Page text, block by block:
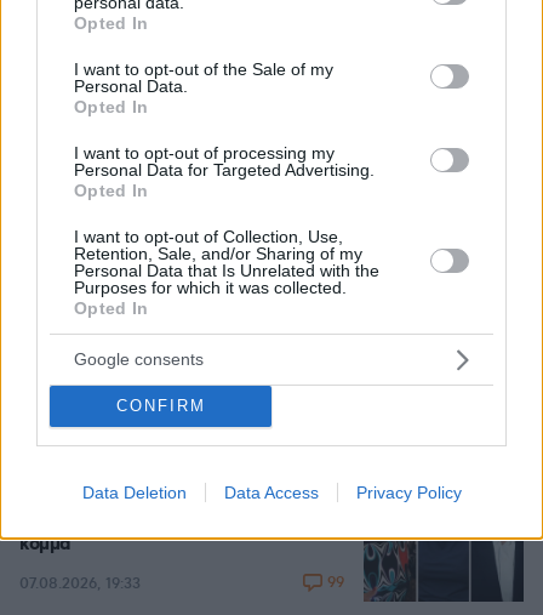
grant or deny consent to Google and its third-party tags to
use your data for below specified purposes in below Google
consent section.
Opted In
I want to opt-out of the Sale of my
Personal Data.
Opted In
I want to opt-out of processing my
Personal Data for Targeted Advertising.
Opted In
I want to opt-out of Collection, Use,
Retention, Sale, and/or Sharing of my
Personal Data that Is Unrelated with the
Purposes for which it was collected.
Opted In
Google consents
CONFIRM
Data Deletion Data Access Privacy Policy
Βάλθηκε να τρελάνει κόσμο ο Καντέρ:
δηλώνει ότι πληροί τα κριτήρια...
συμπερίληψης και δηλώνει υποψήφιος
07.08.2026, 23:30 20
Άλλος για data center; Επενδύσεις
€50 δισ. την ερχόμενη δεκαετία
07.08.2026, 20:16
Νέες καταγγελίες στην Ελπίδα για τη
Καρυστιανού και αυλικοί το
κόμμα
07.08.2026, 19:33 99